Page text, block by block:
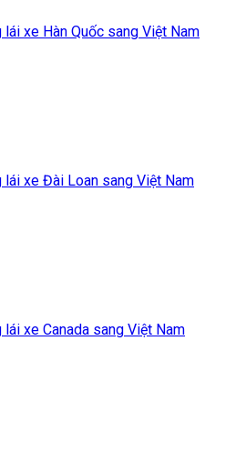
xe Hàn Quốc sang Việt Nam
xe Đài Loan sang Việt Nam
xe Canada sang Việt Nam